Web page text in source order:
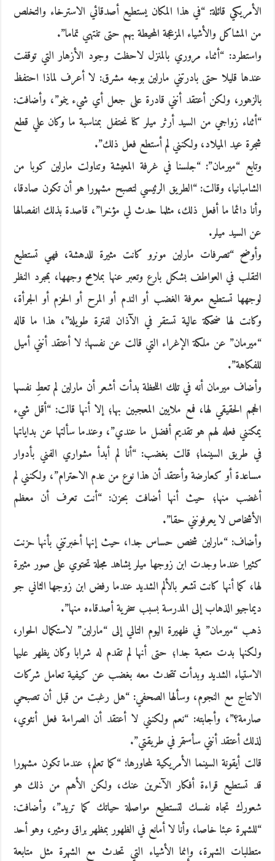
الأمريكي قائلة: “في هذا المكان يستطيع أصدقائي الاسترخاء والتخلص
من المشاكل والأشياء المزعجة المحيطة بهم حتى تنتهي تماما”.
واستطرد: “أثناء مروري بالمنزل لاحظت وجود الأزهار التي توقفت
عندها قليلا حتى بادرتني مارلين بوجه مشرق: لا أعرف لماذا احتفظ
بالزهور، ولكن أعتقد أنني قادرة على جعل أي شيء ينمو”، وأضافت:
“أثناء زواجي من السيد أرثر ميلر كنا نحتفل بمناسبة ما وكان علي قطع
شجرة عيد الميلاد، ولكنني لم أستطع فعل ذلك”.
وتابع “ميرمان”: “جلسنا في غرفة المعيشة وتناولت مارلين كوبا من
الشامبانيا، وقالت: “الطريق الرئيسي لتصبح مشهورا هو أن تكون صادقا،
وأنا دائما ما أفعل ذلك، مثلما حدث لي مؤخرا”، قاصدة بذلك انفصالها
عن السيد ميلر.
وأوضح “تصرفات مارلين مونرو كانت مثيرة للدهشة، فهي تستطيع
التقلب في العواطف بشكل بارع وتعبر عنها بملامح وجهها، بمجرد النظر
لوجهها تستطيع معرفة الغضب أو الندم أو المرح أو الحزم أو الجرأة،
وكانت لها ضحكة عالية تستقر في الآذان لفترة طويلة”، هذا ما قاله
“ميرمان” عن ملكة الإغراء التي قالت عن نفسها: لا أعتقد أنني أميل
للفكاهة”.
وأضاف ميرمان أنه في تلك اللحظة بدأت أشعر أن مارلين لم تعطِ نفسها
الحجم الحقيقي لها، فمع ملايين المعجبين بها؛ إلا أنها قالت: “أقل شيء
يمكنني فعله لهم هو تقديم أفضل ما عندي”، وعندما سألتها عن بداياتها
في طريق السينما؛ قالت بغضب: “أنا لم أبدأ مشواري الفني بأدوار
مساعدة أو كعارضة وأعتقد أن هذا نوع من عدم الاحترام”، ولكنني لم
أغضب منها؛ حيث أنها أضافت بحزن: “أنت تعرف أن معظم
الأشخاص لا يعرفونني حقا”.
وأضاف: “مارلين شخص حساس جدا، حيث إنها أخبرتني بأنها حزنت
كثيرا عندما وجدت ابن زوجها ميلر يشاهد مجلة تحتوي على صور مثيرة
لها، كما أنها كانت تشعر بالألم الشديد عندما رفض ابن زوجها الثاني جو
ديماجيو الذهاب إلى المدرسة بسبب سخرية أصدقاءه منها”.
ذهب “ميرمان” في ظهيرة اليوم التالي إلى “مارلين” لاستكمال الحوار،
ولكنها بدت متعبة جدا؛ حتى أنها لم تقدم له شرابا وكان يظهر عليها
الاستياء الشديد وبدأت تتحدث معه بغضب عن كيفية تعامل شركات
الانتاج مع النجوم، وسألها الصحفي: “هل رغبت من قبل أن تصبحي
صارمة؟”، وأجابته: “نعم ولكنني لا أعتقد أن الصرامة فعل أنثوي،
لذلك أعتقد أنني سأستمر في طريقتي”.
قالت أيقونة السينما الأمريكية لمحاورها: “كما تعلم؛ عندما تكون مشهورا
قد تستطيع قراءة أفكار الآخرين عنك، ولكن الأهم من ذلك هو
شعورك تجاه نفسك لتستطيع مواصلة حياتك كما تريد”، وأضافت:
“للشهرة عبئا خاصا، وأنا لا أمانع في الظهور بمظهر براق ومثير، وهو أحد
متطلبات الشهرة، وإنما الأشياء التي تحدث مع الشهرة مثل متابعة